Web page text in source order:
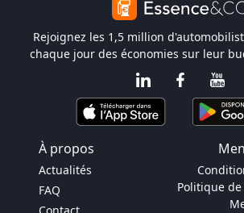
Rejoignez les 1,5 million
chaque jour des économies sur leur
À propos
Actualités
FAQ
Politique